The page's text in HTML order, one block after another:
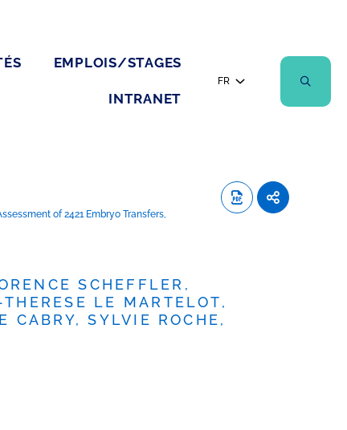
EMPLOIS/STAGES
INTRANET
FR
of 2421 Embryo Transfers,
SCHEFFLER,
LE MARTELOT,
SYLVIE ROCHE,